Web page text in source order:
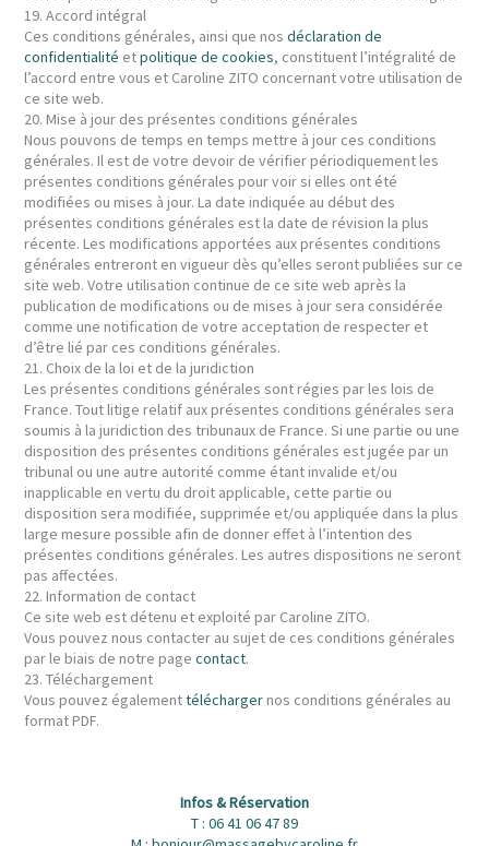
19. Accord intégral
Ces conditions générales, ainsi que nos déclaration de
confidentialité etpolitique de cookies, constituent l’intégralité de
l’accord entre vous et Caroline ZITO concernant votre utilisation de
ce site web.
20. Mise à jour des présentes conditions générales
Nous pouvons de temps en temps mettre à jour ces conditions
générales. Il est de votre devoir de vérifier périodiquement les
présentes conditions générales pour voir si elles ont été
modifiées ou mises à jour. La date indiquée au début des
présentes conditions générales est la date de révision la plus
récente. Les modifications apportées aux présentes conditions
générales entreront en vigueur dès qu’elles seront publiées sur ce
site web. Votre utilisation continue de ce site web après la
publication de modifications ou de mises à jour sera considérée
comme une notification de votre acceptation de respecter et
d’être lié par ces conditions générales.
21. Choix de la loi et de la juridiction
Les présentes conditions générales sont régies par les lois de
France. Tout litige relatif aux présentes conditions générales sera
soumis à la juridiction des tribunaux de France. Si une partie ou une
disposition des présentes conditions générales est jugée par un
tribunal ou une autre autorité comme étant invalide et/ou
inapplicable en vertu du droit applicable, cette partie ou
disposition sera modifiée, supprimée et/ou appliquée dans la plus
large mesure possible afin de donner effet à l’intention des
présentes conditions générales. Les autres dispositions ne seront
pas affectées.
22. Information de contact
Ce site web est détenu et exploité par Caroline ZITO.
Vous pouvez nous contacter au sujet de ces conditions générales
par le biais de notre page contact.
23. Téléchargement
Vous pouvez égalementtéléchargernos conditions générales au
format PDF.
Infos & Réservation
T : 06 41 06 47 89